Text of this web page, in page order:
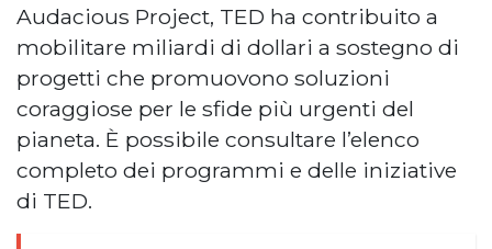
Audacious Project, TED ha contribuito a
mobilitare miliardi di dollari a sostegno di
progetti che promuovono soluzioni
coraggiose per le sfide più urgenti del
pianeta. È possibile consultare l’elenco
completo dei programmi e delle iniziative
di TED.